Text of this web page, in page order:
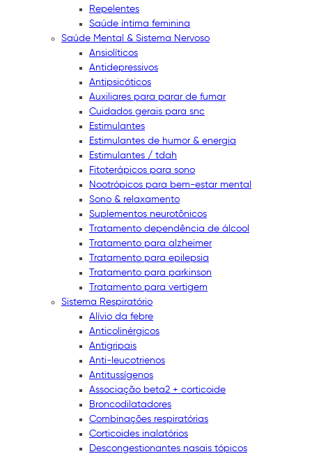
Repelentes
Saúde íntima feminina
Saúde Mental & Sistema Nervoso
Ansiolíticos
Antidepressivos
Antipsicóticos
Auxiliares para parar de fumar
Cuidados gerais para snc
Estimulantes
Estimulantes de humor & energia
Estimulantes / tdah
Fitoterápicos para sono
Nootrópicos para bem-estar mental
Sono & relaxamento
Suplementos neurotônicos
Tratamento dependência de álcool
Tratamento para alzheimer
Tratamento para epilepsia
Tratamento para parkinson
Tratamento para vertigem
Sistema Respiratório
Alívio da febre
Anticolinérgicos
Antigripais
Anti-leucotrienos
Antitussígenos
Associação beta2 + corticoide
Broncodilatadores
Combinações respiratórias
Corticoides inalatórios
Descongestionantes nasais tópicos